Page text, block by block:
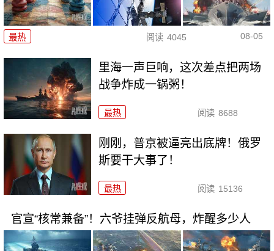
最热 阅读 4045 08-05
里海一声巨响，这次差点把两场
战争炸成一锅粥！
最热 阅读 8688
刚刚，普京被逼亮出底牌！俄罗
斯要干大事了！
最热 阅读 15136
官宣“核常兼备”！六爷挂弹反航母，炸醒多少人